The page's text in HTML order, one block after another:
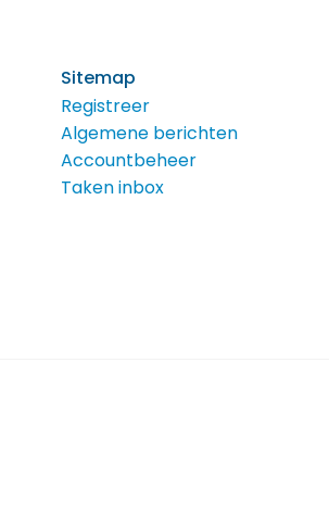
Sitemap
Registreer
Algemene berichten
Accountbeheer
Taken inbox